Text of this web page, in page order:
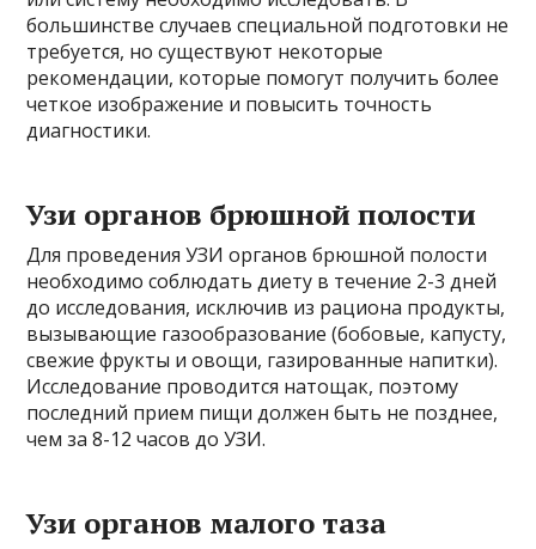
большинстве случаев специальной подготовки не
требуется, но существуют некоторые
рекомендации, которые помогут получить более
четкое изображение и повысить точность
диагностики.
Узи органов брюшной полости
Для проведения УЗИ органов брюшной полости
необходимо соблюдать диету в течение 2-3 дней
до исследования, исключив из рациона продукты,
вызывающие газообразование (бобовые, капусту,
свежие фрукты и овощи, газированные напитки).
Исследование проводится натощак, поэтому
последний прием пищи должен быть не позднее,
чем за 8-12 часов до УЗИ.
Узи органов малого таза